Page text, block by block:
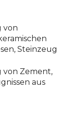
von
Steinzeug
von Zement,
aus